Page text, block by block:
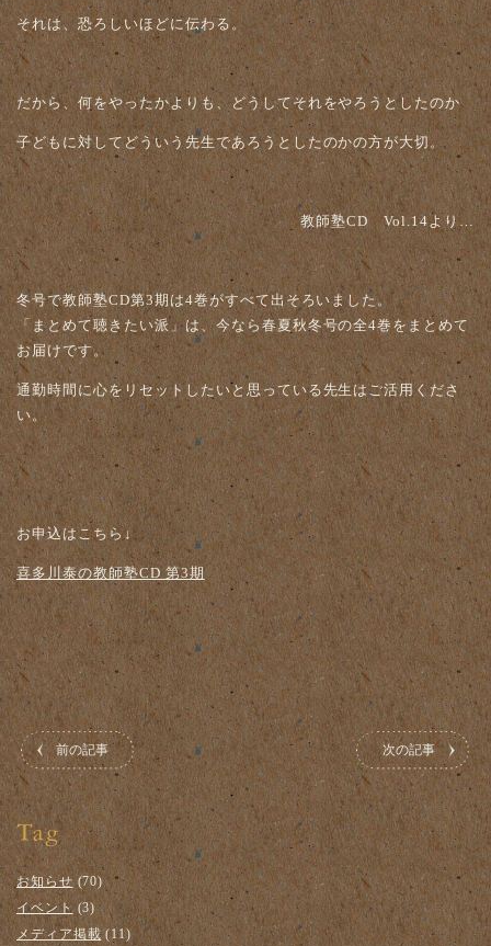
それは、恐ろしいほどに伝わる。
だから、何をやったかよりも、どうしてそれをやろうとしたのか
子どもに対してどういう先生であろうとしたのかの方が大切。
教師塾CD Vol.14より…
冬号で教師塾CD第3期は4巻がすべて出そろいました。
「まとめて聴きたい派」は、今なら春夏秋冬号の全4巻をまとめて
お届けです。
通勤時間に心をリセットしたいと思っている先生はご活用くださ
い。
お申込はこちら↓
喜多川泰の教師塾CD 第3期
前の記事 次の記事
お知らせ(70)
イベント(3)
メディア掲載(11)